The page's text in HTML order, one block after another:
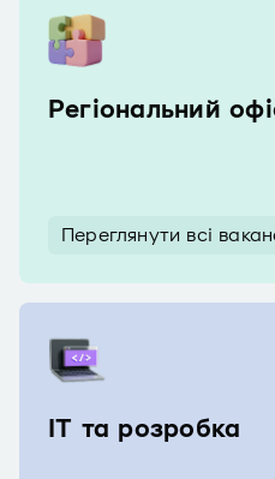
Регіональний
Переглянути всі
IT та розробка